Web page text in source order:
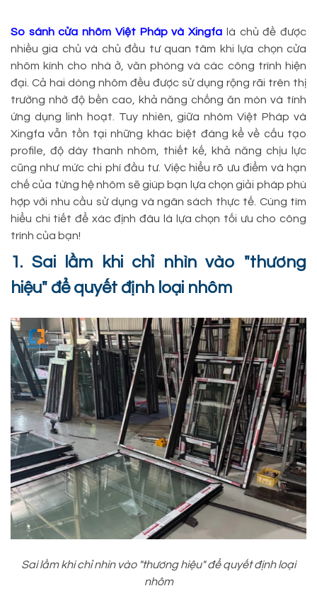
So sánh cửa nhôm Việt Pháp và Xingfa là chủ đề được
nhiều gia chủ và chủ đầu tư quan tâm khi lựa chọn cửa
nhôm kính cho nhà ở, văn phòng và các công trình hiện
đại. Cả hai dòng nhôm đều được sử dụng rộng rãi trên thị
trường nhờ độ bền cao, khả năng chống ăn mòn và tính
ứng dụng linh hoạt. Tuy nhiên, giữa nhôm Việt Pháp và
Xingfa vẫn tồn tại những khác biệt đáng kể về cấu tạo
profile, độ dày thanh nhôm, thiết kế, khả năng chịu lực
cũng như mức chi phí đầu tư. Việc hiểu rõ ưu điểm và hạn
chế của từng hệ nhôm sẽ giúp bạn lựa chọn giải pháp phù
hợp với nhu cầu sử dụng và ngân sách thực tế. Cùng tìm
hiểu chi tiết để xác định đâu là lựa chọn tối ưu cho công
trình của bạn!
1. Sai lầm khi chỉ nhìn vào "thương
hiệu" để quyết định loại nhôm
Sai lầm khi chỉ nhìn vào "thương hiệu" để quyết định loại
nhôm